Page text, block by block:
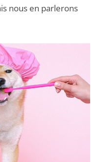
nous en parlerons